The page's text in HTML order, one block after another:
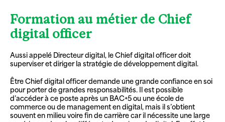
Formation au métier de Chief
digital officer
Aussi appelé Directeur digital, le Chief digital officer doit
superviser et diriger la stratégie de développement digital.
Être Chief digital officer demande une grande confiance en soi
pour porter de grandes responsabilités. Il est possible
d’accéder à ce poste après un BAC+5 ou une école de
commerce ou de management en digital, mais il s’obtient
souvent en milieu voire fin de carrière car il nécessite une large